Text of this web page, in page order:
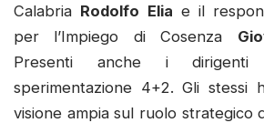
Calabria Rodolfo Elia e il
per l’Impiego di Cosenza
Presenti anche i dirigenti
sperimentazione 4+2. Gli stessi
visione ampia sul ruolo strategico